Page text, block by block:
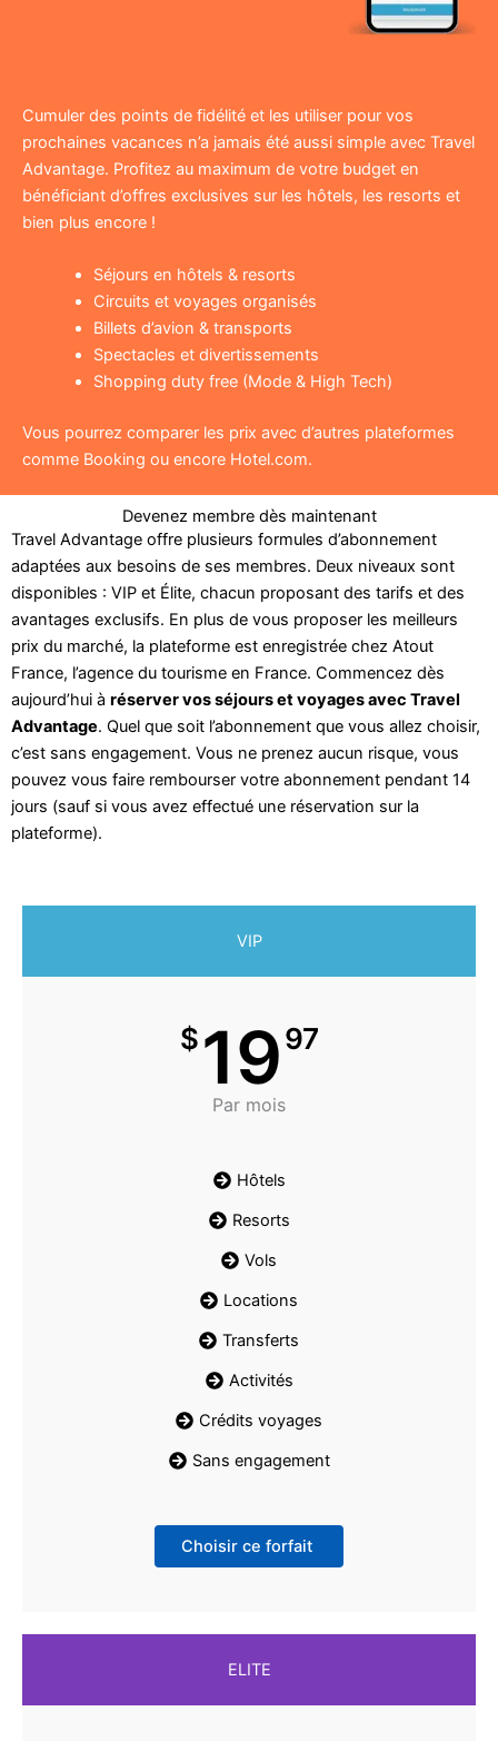
Cumuler des points de fidélité et les utiliser pour vos
prochaines vacances n’a jamais été aussi simple avec Travel
Advantage. Profitez au maximum de votre budget en
bénéficiant d’offres exclusives sur les hôtels, les resorts et
bien plus encore !
Séjours en hôtels & resorts
Circuits et voyages organisés
Billets d’avion & transports
Spectacles et divertissements
Shopping duty free (Mode & High Tech)
Vous pourrez comparer les prix avec d’autres plateformes
comme Booking ou encore Hotel.com.
Devenez membre dès maintenant
Travel Advantage offre plusieurs formules d’abonnement
adaptées aux besoins de ses membres. Deux niveaux sont
disponibles : VIP et Élite, chacun proposant des tarifs et des
avantages exclusifs. En plus de vous proposer les meilleurs
prix du marché, la plateforme est enregistrée chez Atout
France, l’agence du tourisme en France. Commencez dès
aujourd’hui à réserver vos séjours et voyages avec Travel
Advantage. Quel que soit l’abonnement que vous allez choisir,
c’est sans engagement. Vous ne prenez aucun risque, vous
pouvez vous faire rembourser votre abonnement pendant 14
jours (sauf si vous avez effectué une réservation sur la
plateforme).
VIP
$1997
Par mois
Hôtels
Resorts
Vols
Locations
Transferts
Activités
Crédits voyages
Sans engagement
Choisir ce forfait
ELITE